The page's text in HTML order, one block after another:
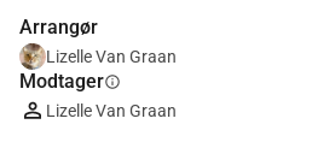
Arrangør
Lizelle Van Graan
Modtagerinfo
Lizelle Van Graan